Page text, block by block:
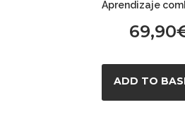
Aprendizaje
69,90
ADD TO